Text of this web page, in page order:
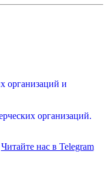
организаций и
организаций.
Читайте нас в Telegram